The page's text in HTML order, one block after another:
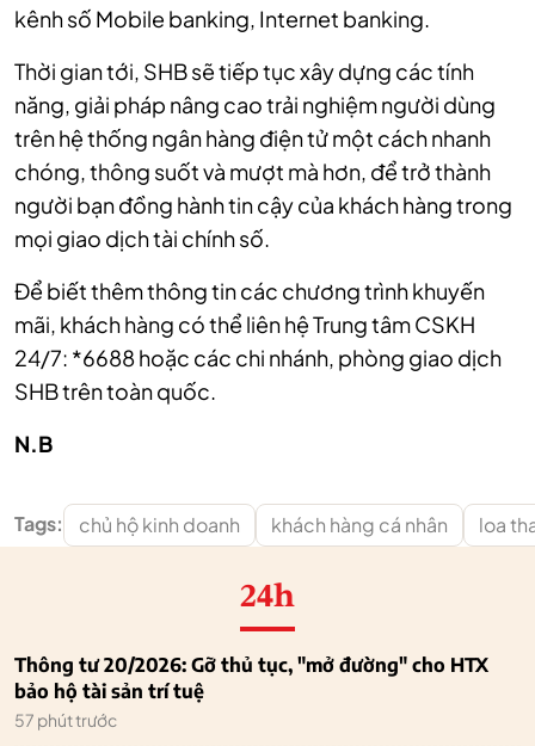
kênh số Mobile banking, Internet banking.
Thời gian tới, SHB sẽ tiếp tục xây dựng các tính
năng, giải pháp nâng cao trải nghiệm người dùng
trên hệ thống ngân hàng điện tử một cách nhanh
chóng, thông suốt và mượt mà hơn, để trở thành
người bạn đồng hành tin cậy của khách hàng trong
mọi giao dịch tài chính số.
Để biết thêm thông tin các chương trình khuyến
mãi, khách hàng có thể liên hệ Trung tâm CSKH
24/7: *6688 hoặc các chi nhánh, phòng giao dịch
SHB trên toàn quốc.
N.B
Tags: chủ hộ kinh doanh khách hàng cá nhân loa
24h
Thông tư 20/2026: Gỡ thủ tục, "mở đường" cho HTX
bảo hộ tài sản trí tuệ
57 phút trước